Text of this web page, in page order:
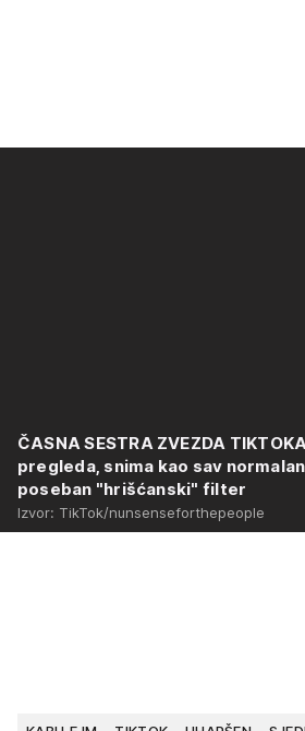
ČASNA SESTRA ZVEZDA
pregleda, snima kao sav
poseban "hrišćanski" filter
Izvor: TikTok/nunsenseforthepeople